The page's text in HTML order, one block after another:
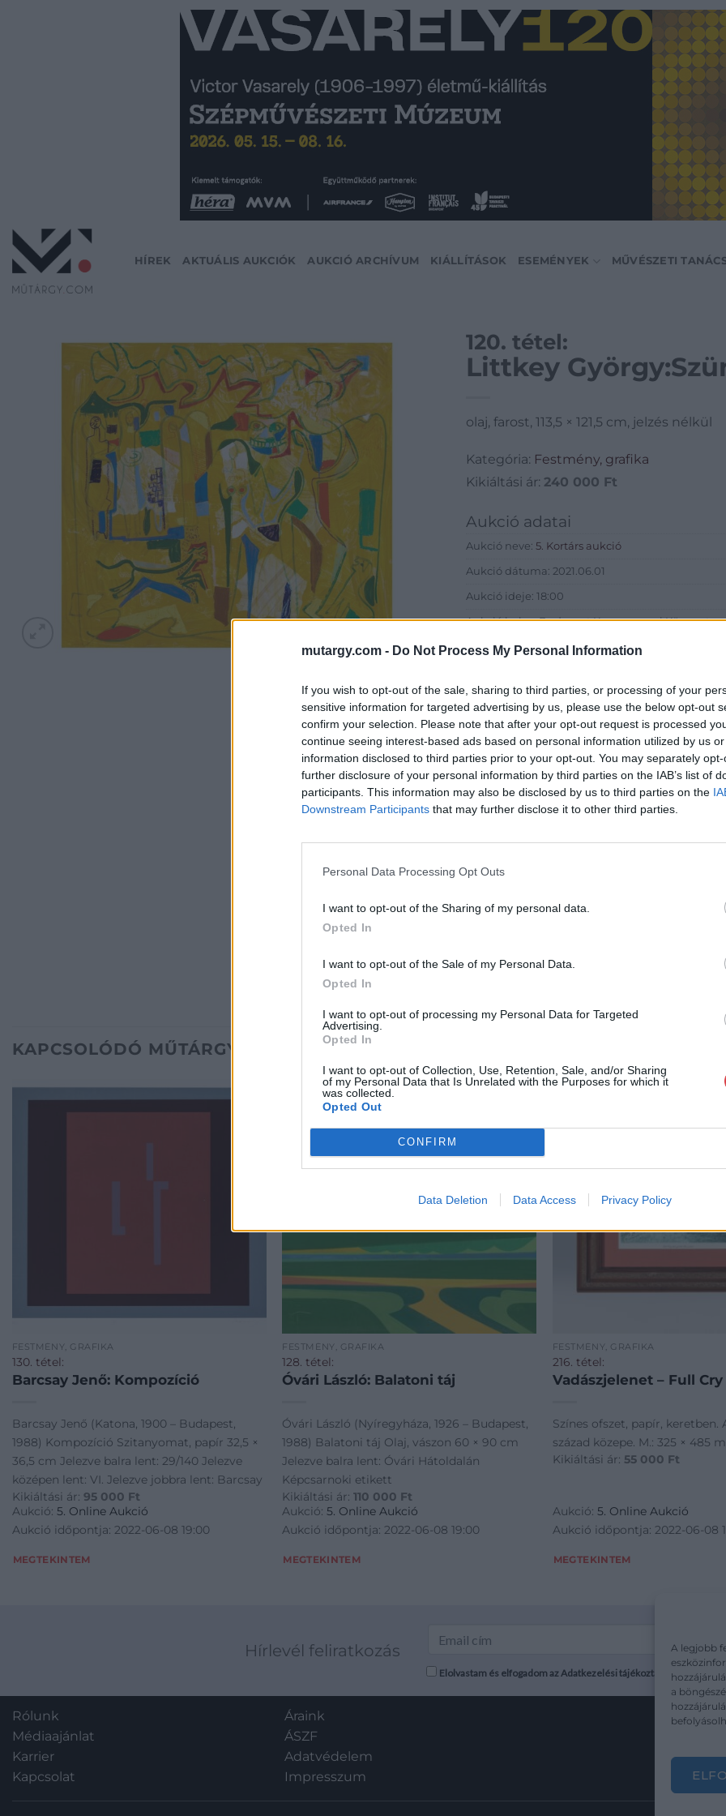
mutargy.com - Do Not Process My Personal Information
If you wish to opt-out of the sale, sharing to third parties, or processing of your
sensitive information for targeted advertising by us, please use the below opt-out
confirm your selection. Please note that after your opt-out request is processed
continue seeing interest-based ads based on personal information utilized by us
information disclosed to third parties prior to your opt-out. You may separately
further disclosure of your personal information by third parties on the IAB’s list of
participants. This information may also be disclosed by us to third parties on the
Downstream Participants that may further disclose it to other third parties.
Personal Data Processing Opt Outs
I want to opt-out of the Sharing of my personal data.
Opted In
I want to opt-out of the Sale of my Personal Data.
Opted In
I want to opt-out of processing my Personal Data for Targeted
Advertising.
Opted In
I want to opt-out of Collection, Use, Retention, Sale, and/or Sharing
of my Personal Data that Is Unrelated with the Purposes for which it
was collected.
Opted Out
CONFIRM
Data Deletion Data Access Privacy Policy
A legjobb
a
HÍREK AKTUÁLIS AUKCIÓK AUKCIÓ ARCHÍVUM KIÁLLÍTÁSOK ESEMÉNYEK MŰVÉSZETI
120. tétel:
Littkey
olaj, farost, 113,5 × 121,5 cm, jelzés nélkül
Kategória: Festmény, grafika
Kikiáltási ár: 240 000 Ft
Aukció adatai
Aukció neve: 5. Kortárs aukció
Aukció dátuma: 2021.06.01
Aukció ideje: 18:00
Aukció helye: Budapest Kongresszusi Központ
Tételszám: 120
Eladó adatai
Eladó: Virág Judit Galéria
Cím: Nemes Zsófia
Mű-Terem Galéria Kft.
1055 Budapest, Falk Miksa u.
Telefon: 36-1-312-2071, 269-
Bemutatkozás: Kiemelkedő kvalitású 19. és 20.
vétele és aukcionálása. Exkluzív aukciók évente
GALÉRIA TOVÁBBI MŰTÁRGYAI
KAPCSOLÓDÓ MŰTÁRGYAK
FESTMÉNY, GRAFIKA
130. tétel:
Barcsay Jenő: Kompozíció
Barcsay Jenő (Katona, 1900 – Budapest,
1988) Kompozíció Szitanyomat, papír 32,5 ×
36,5 cm Jelezve balra lent: 29/140 Jelezve
középen lent: VI. Jelezve jobbra lent: Barcsay
Kikiáltási ár: 95 000 Ft
Aukció: 5. Online Aukció
Aukció időpontja: 2022-06-08 19:00
MEGTEKINTEM
FESTMÉNY, GRAFIKA
128. tétel:
Óvári László: Balatoni táj
Óvári László (Nyíregyháza, 1926 – Budapest,
1988) Balatoni táj Olaj, vászon 60 × 90 cm
Jelezve balra lent: Óvári Hátoldalán
Képcsarnoki etikett
Kikiáltási ár:110 000 Ft
Aukció:5. Online Aukció
Aukció időpontja: 2022-06-08 19:00
MEGTEKINTEM
FESTMÉNY, GRAFIKA
216. tétel:
Vadászjelenet – Full Cry
Színes ofszet, papír, keretben.
század közepe. M.: 325 × 485
Kikiáltási ár: 55 000 Ft
Aukció: 5. Online Aukció
Aukció időpontja: 2022-06-08
MEGTEKINTEM
Hírlevél feliratkozás
Elolvastam és elfogadom az Adatkezelési tájékoztatót:
Rólunk
Médiaajánlat
Karrier
Kapcsolat
Áraink
ÁSZF
Adatvédelem
Impresszum